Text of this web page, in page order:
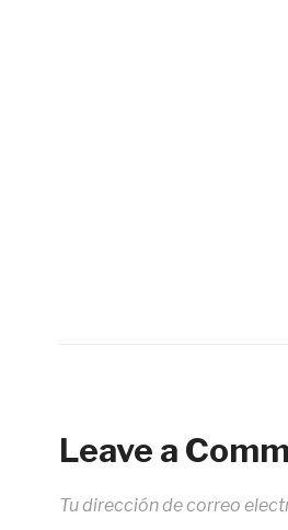
Leave a
Tu dirección de correo